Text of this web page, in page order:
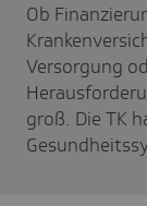
Ob
Versorgung
groß. Die TK